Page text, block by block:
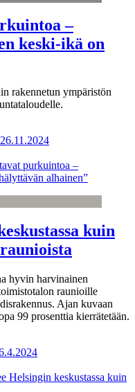
–
keski-ikä on
rakennetun ympäristön
26.11.2024
purkuintoa –
alhainen”
kuin
hyvin harvinainen
raunioille
Ajan kuvaan
99 prosenttia kierrätetään.
Helsingin keskustassa kuin